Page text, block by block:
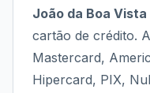
João da Boa Vista
cartão de crédito.
Mastercard,
Hipercard, PIX,